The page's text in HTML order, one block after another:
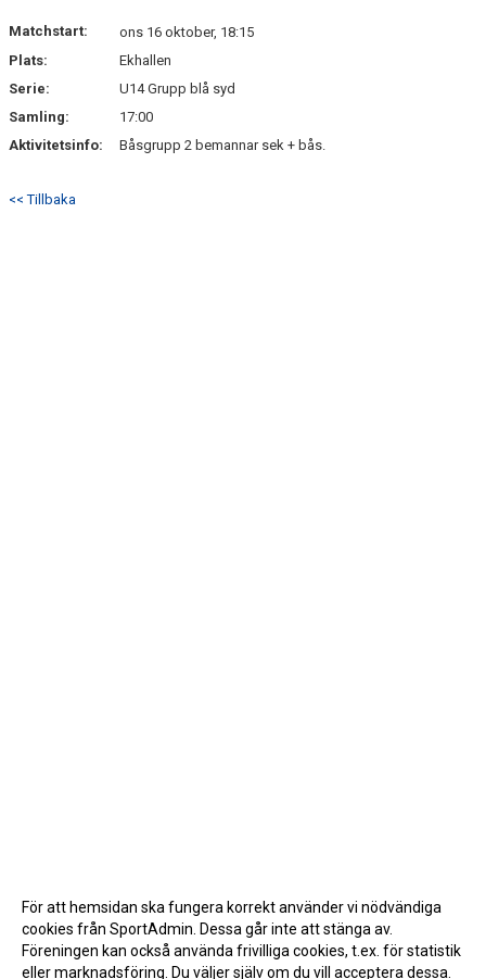
KONTAKT
Matchstart:
ons 16 oktober, 18:15
Plats:
Ekhallen
Serie:
U14 Grupp blå syd
Samling:
17:00
Aktivitetsinfo:
Båsgrupp 2 bemannar sek + bås.
<< Tillbaka
För att hemsidan ska fungera korrekt använder vi nödvändiga
cookies från SportAdmin. Dessa går inte att stänga av.
Föreningen kan också använda frivilliga cookies, t.ex. för statistik
eller marknadsföring. Du väljer själv om du vill acceptera dessa.